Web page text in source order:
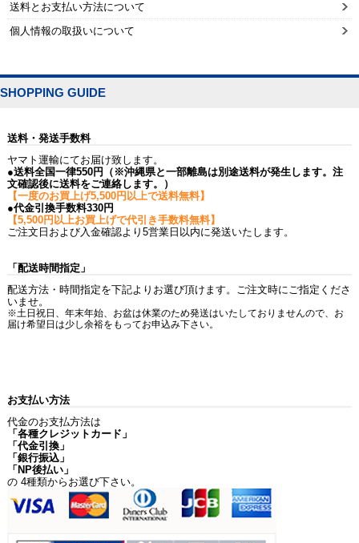
送料とお支払い方法について
個人情報の取扱いについて
SHOPPING GUIDE
送料・発送手数料
ヤマト運輸にてお届け致します。
●送料全国一律550円（※沖縄県と一部離島は別途送料が発生します。注
文確認後に送料をご連絡します。）
【一度のお買上げ5,500円以上で送料無料】
●代金引換手数料330円
【5,500円以上お買上げで代引き手数料無料】
ご注文日および入金確認より5営業日以内に発送いたします。
「配送時間指定」
配送方法・時間指定を下記よりお選び頂けます。ご注文時にご指定くださ
いませ。
※土日祝日、年末年始、お盆は休業のため発送はいたしておりませんので、お
届け希望日は少し余裕をもってお申込み下さい。
お支払い方法
代金のお支払方法は
「各種クレジットカード」
「代金引換」
「銀行振込」
「NP後払い」
の 4種類からお選び下さい。